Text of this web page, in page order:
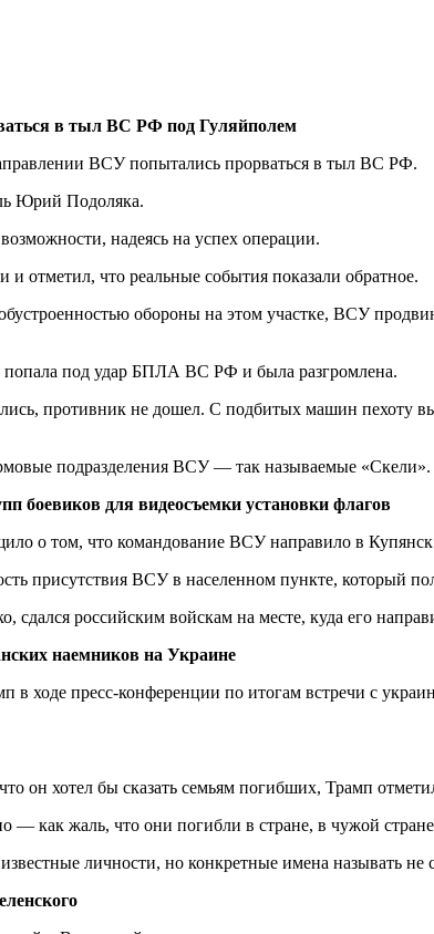
в тыл ВС РФ под Гуляйполем
ВСУ попытались прорваться в тыл ВС РФ.
Юрий Подоляка.
надеясь на успех операции.
отметил, что реальные события показали обратное.
обороны на этом участке, ВСУ
попала под удар БПЛА ВС РФ и была разгромлена.
противник не дошел. С подбитых машин пехоту
подразделения ВСУ — так называемые «Скели».
боевиков для видеосъемки установки флагов
о том, что командование ВСУ направило в
присутствия ВСУ в населенном пункте, который
сдался российским войскам на месте, куда его
наемников на Украине
в ходе пресс-конференции по итогам встречи с
он хотел бы сказать семьям погибших, Трамп
— как жаль, что они погибли в стране, в чужой
личности, но конкретные имена называть не